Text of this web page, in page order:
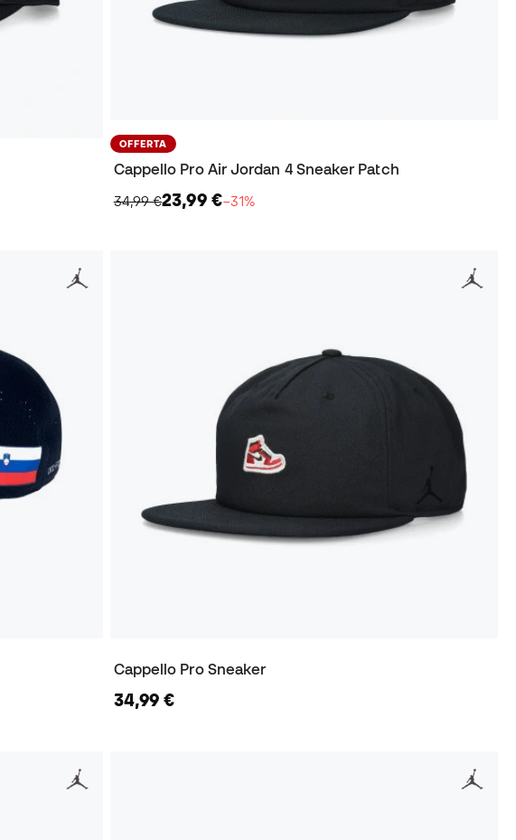
OFFERTA
Cappello Pro Air Jordan 4 Sneaker Patch
34,99 €23,99 €−31%
Cappello Pro Sneaker
34,99 €